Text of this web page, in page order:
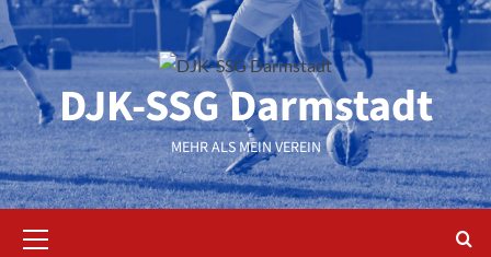
Zum
Inhalt
springen
DJK-SSG Darmstadt
MEHR ALS MEIN VEREIN
Menü